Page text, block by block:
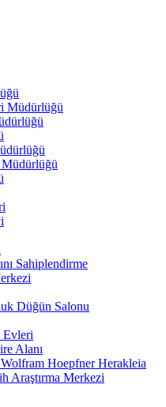
Müdürlüğü
Sahiplendirme
Düğün Salonu
Evleri
Alanı
Hoepfner Herakleia
Araştırma Merkezi